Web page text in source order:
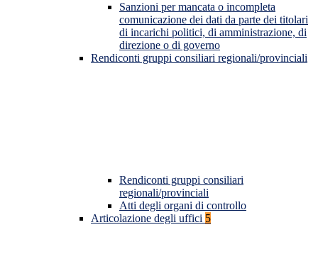
Sanzioni per mancata o incompleta
comunicazione dei dati da parte dei titolari
di incarichi politici, di amministrazione, di
direzione o di governo
Rendiconti gruppi consiliari regionali/provinciali
Rendiconti gruppi consiliari
regionali/provinciali
Atti degli organi di controllo
Articolazione degli uffici 5